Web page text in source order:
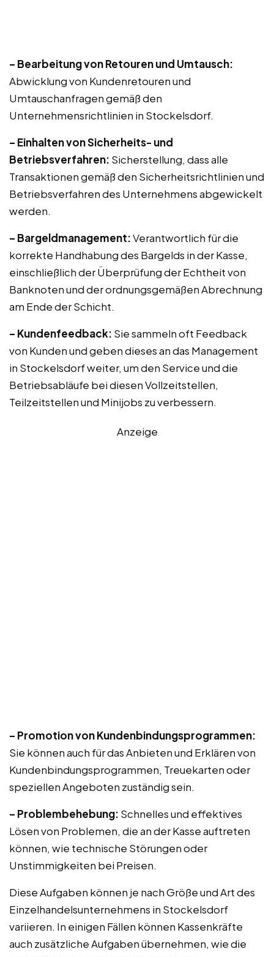
– Bearbeitung von Retouren und Umtausch:
Abwicklung von Kundenretouren und
Umtauschanfragen gemäß den
Unternehmensrichtlinien in Stockelsdorf.
– Einhalten von Sicherheits- und
Betriebsverfahren: Sicherstellung, dass alle
Transaktionen gemäß den Sicherheitsrichtlinien und
Betriebsverfahren des Unternehmens abgewickelt
werden.
– Bargeldmanagement:Verantwortlich für die
korrekte Handhabung des Bargelds in der Kasse,
einschließlich der Überprüfung der Echtheit von
Banknoten und der ordnungsgemäßen Abrechnung
am Ende der Schicht.
– Kundenfeedback: Sie sammeln oft Feedback
von Kunden und geben dieses an das Management
in Stockelsdorf weiter, um den Service und die
Betriebsabläufe bei diesen Vollzeitstellen,
Teilzeitstellen und Minijobs zu verbessern.
Anzeige
– Promotion von Kundenbindungsprogrammen:
Sie können auch für das Anbieten und Erklären von
Kundenbindungsprogrammen, Treuekarten oder
speziellen Angeboten zuständig sein.
– Problembehebung: Schnelles und effektives
Lösen von Problemen, die an der Kasse auftreten
können, wie technische Störungen oder
Unstimmigkeiten bei Preisen.
Diese Aufgaben können je nach Größe und Art des
Einzelhandelsunternehmens in Stockelsdorf
variieren. In einigen Fällen können Kassenkräfte
auch zusätzliche Aufgaben übernehmen, wie die